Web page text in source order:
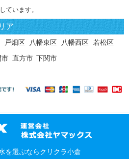
ています。
ア
戸畑区 八幡東区 八幡西区 若松区
市 直方市 下関市
を選ぶならクリクラ小倉